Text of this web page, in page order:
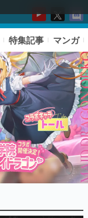
特集記事 マンガ